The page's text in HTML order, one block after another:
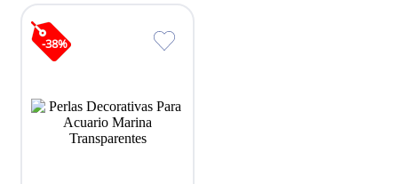
-38%